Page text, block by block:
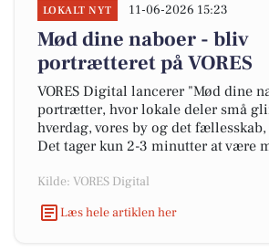
LOKALT NYT 11-06-2026 15:23
Mød dine naboer - bliv
portrætteret på VORES
VORES Digital lancerer "Mød dine
portrætter, hvor lokale deler små
hverdag, vores by og det
Det tager kun 2-3 minutter at være
Kilde: VORES Digital
Læs hele artiklen her